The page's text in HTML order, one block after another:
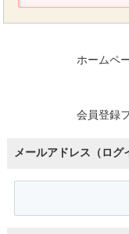
ホームペ
会員登録
メールアドレス（ログ